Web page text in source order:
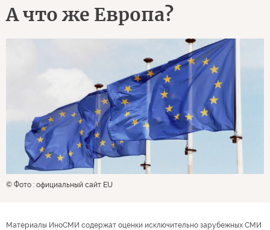
А что же Европа?
© Фото : официальный сайт EU
Материалы ИноСМИ содержат оценки исключительно зарубежных СМИ